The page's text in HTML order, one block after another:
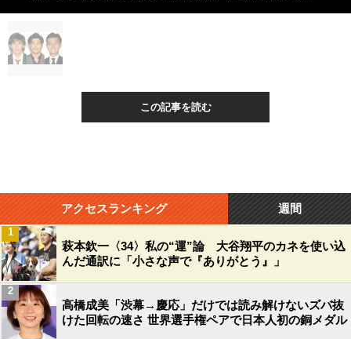
この記事を読む
アクセスランキング 週間
萩本欽一〈34〉私の“運”論 大谷翔平のカネを使い込
んだ通訳に「小さな声で『ありがとう』」
1
高橋成美「渋幕→慶応」だけでは読み解けないズバ抜
けた回転の速さ 世界選手権ペアで日本人初の銅メダル
2